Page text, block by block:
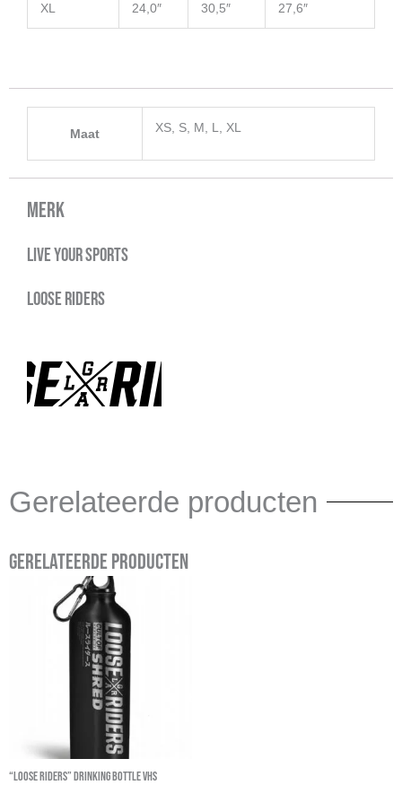
XL 24,0″ 30,5″ 27,6″
Maat XS, S, M, L, XL
Merk
Live your sports
Loose Riders
Gerelateerde producten
Gerelateerde producten
“Loose Riders” Drinking Bottle VHS